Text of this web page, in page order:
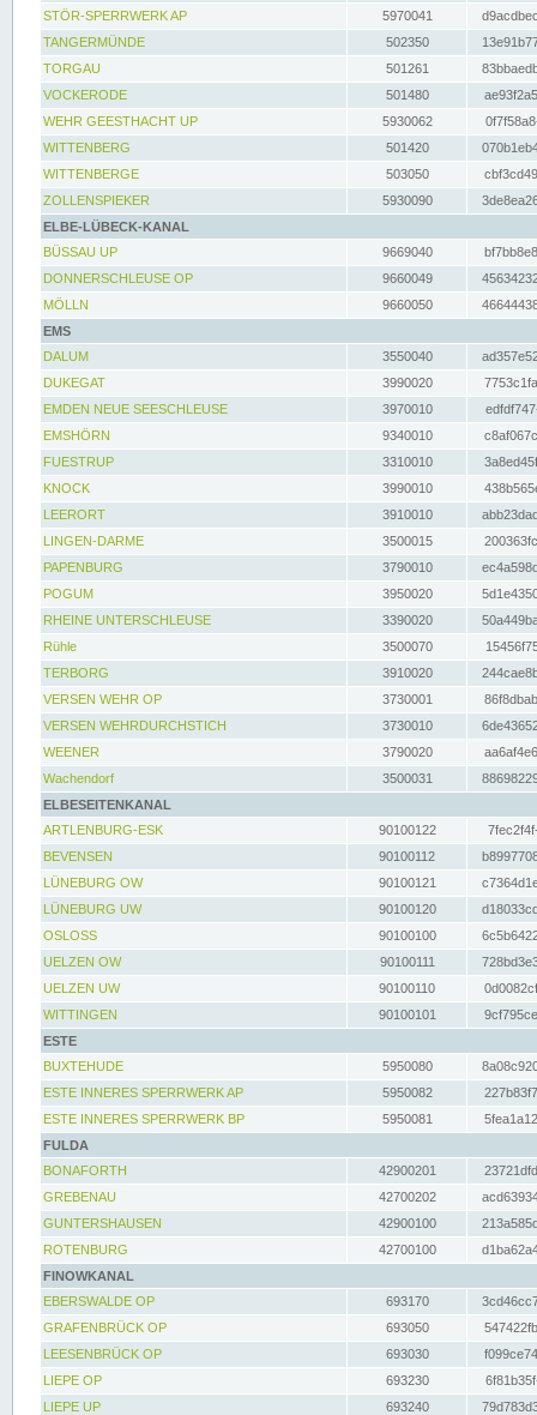
STÖR-SPERRWERK AP 5970041
TANGERMÜNDE
502350
TORGAU
501261
VOCKERODE
501480
WEHR GEESTHACHT UP
5930062
WITTENBERG
501420
WITTENBERGE
503050
ZOLLENSPIEKER
5930090
ELBE-LÜBECK-KANAL
BÜSSAU UP
9669040
DONNERSCHLEUSE OP
9660049
MÖLLN
9660050
EMS
DALUM
3550040
DUKEGAT
3990020
EMDEN NEUE SEESCHLEUSE
3970010
EMSHÖRN
9340010
FUESTRUP
3310010
KNOCK
3990010
LEERORT
3910010
LINGEN-DARME
3500015
PAPENBURG
3790010
POGUM
3950020
RHEINE UNTERSCHLEUSE
3390020
Rühle
3500070
TERBORG
3910020
VERSEN WEHR OP
3730001
VERSEN WEHRDURCHSTICH
3730010
WEENER
3790020
Wachendorf
3500031
ELBESEITENKANAL
ARTLENBURG-ESK
90100122
BEVENSEN
90100112
LÜNEBURG OW
90100121
LÜNEBURG UW
90100120
OSLOSS
90100100
UELZEN OW
90100111
UELZEN UW
90100110
WITTINGEN
90100101
ESTE
BUXTEHUDE
5950080
ESTE INNERES SPERRWERK AP
5950082
ESTE INNERES SPERRWERK BP
5950081
FULDA
BONAFORTH
42900201
GREBENAU
42700202
GUNTERSHAUSEN
42900100
ROTENBURG
42700100
FINOWKANAL
EBERSWALDE OP
693170
GRAFENBRÜCK OP
693050
LEESENBRÜCK OP
693030
LIEPE OP
693230
LIEPE UP
693240